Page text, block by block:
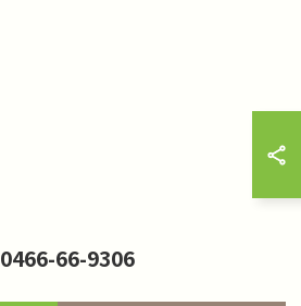
0466-66-9306